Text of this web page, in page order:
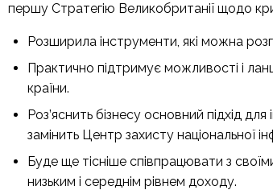
першу Стратегію Великобританії щодо
Розширила інструменти, які можна
Практично підтримує можливості і
країни.
Роз’яснить бізнесу основний підхід
замінить Центр захисту національної
Буде ще тісніше співпрацювати з
низьким і середнім рівнем доходу.